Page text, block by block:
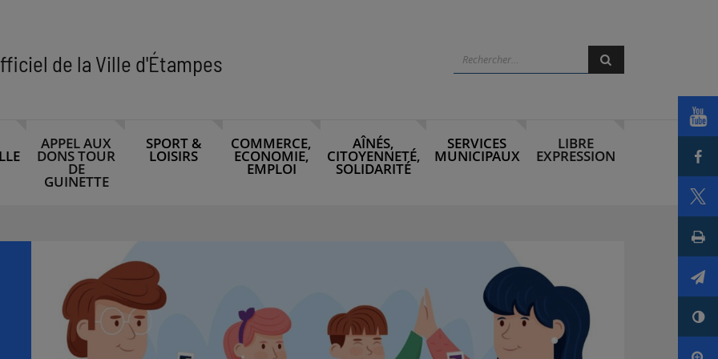
de la Ville d'Étampes Rechercher
APPEL AUX
DONS TOUR
DE
GUINETTE
SPORT &
LOISIRS
COMMERCE,
ECONOMIE,
EMPLOI
AÎNÉS,
CITOYENNETÉ,
SOLIDARITÉ
SERVICES
MUNICIPAUX
LIBRE
EXPRESSION